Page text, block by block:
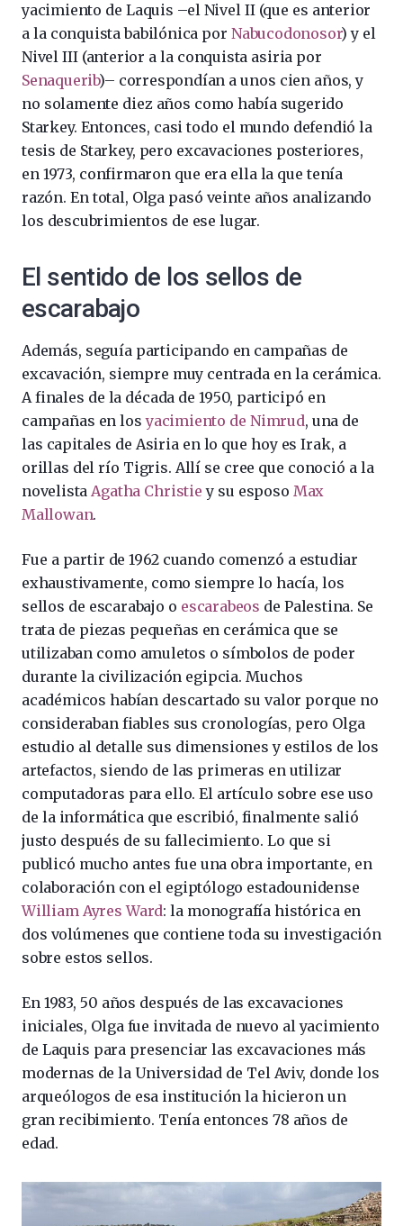
yacimiento de Laquis –el Nivel II (que es anterior
a la conquista babilónica porNabucodonosor) y el
Nivel III (anterior a la conquista asiria por
Senaquerib)– correspondían a unos cien años, y
no solamente diez años como había sugerido
Starkey. Entonces, casi todo el mundo defendió la
tesis de Starkey, pero excavaciones posteriores,
en 1973, confirmaron que era ella la que tenía
razón. En total, Olga pasó veinte años analizando
los descubrimientos de ese lugar.
El sentido de los sellos de
escarabajo
Además, seguía participando en campañas de
excavación, siempre muy centrada en la cerámica.
A finales de la década de 1950, participó en
campañas en losyacimiento de Nimrud, una de
las capitales de Asiria en lo que hoy es Irak, a
orillas del río Tigris. Allí se cree que conoció a la
novelistaAgatha Christie y su esposo Max
Mallowan.
Fue a partir de 1962 cuando comenzó a estudiar
exhaustivamente, como siempre lo hacía, los
sellos de escarabajo o escarabeos de Palestina. Se
trata de piezas pequeñas en cerámica que se
utilizaban como amuletos o símbolos de poder
durante la civilización egipcia. Muchos
académicos habían descartado su valor porque no
consideraban fiables sus cronologías, pero Olga
estudio al detalle sus dimensiones y estilos de los
artefactos, siendo de las primeras en utilizar
computadoras para ello. El artículo sobre ese uso
de la informática que escribió, finalmente salió
justo después de su fallecimiento. Lo que si
publicó mucho antes fue una obra importante, en
colaboración con el egiptólogo estadounidense
William Ayres Ward: la monografía histórica en
dos volúmenes que contiene toda su investigación
sobre estos sellos.
En 1983, 50 años después de las excavaciones
iniciales, Olga fue invitada de nuevo al yacimiento
de Laquis para presenciar las excavaciones más
modernas de la Universidad de Tel Aviv, donde los
arqueólogos de esa institución la hicieron un
gran recibimiento. Tenía entonces 78 años de
edad.